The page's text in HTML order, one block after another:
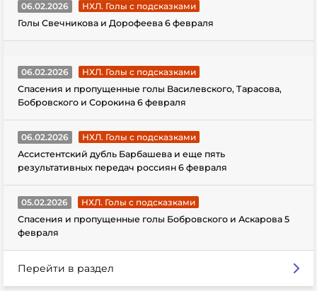
06.02.2026
НХЛ. Голы с подсказками
Голы Свечникова и Дорофеева 6 февраля
06.02.2026
НХЛ. Голы с подсказками
Спасения и пропущенные голы Василевского, Тарасова,
Бобровского и Сорокина 6 февраля
06.02.2026
НХЛ. Голы с подсказками
Ассистентский дубль Барбашева и еще пять
результативных передач россиян 6 февраля
05.02.2026
НХЛ. Голы с подсказками
Спасения и пропущенные голы Бобровского и Аскарова 5
февраля
Перейти в раздел